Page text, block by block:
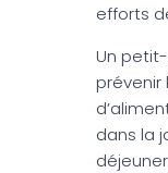
efforts
Un
prévenir
dans la